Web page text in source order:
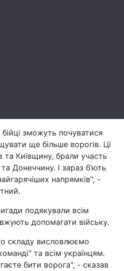
зможуть почуватися
ще більше ворогів. Ці
та Київщину, брали участь
Донеччину. І зараз б’ють
напрямків", -
подякували всім
допомагати війську.
складу висловлюємо
та всім українцям.
бити ворога", - сказав